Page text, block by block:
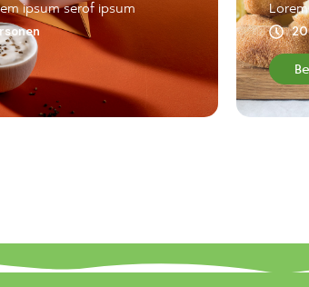
ipsum serof ipsum